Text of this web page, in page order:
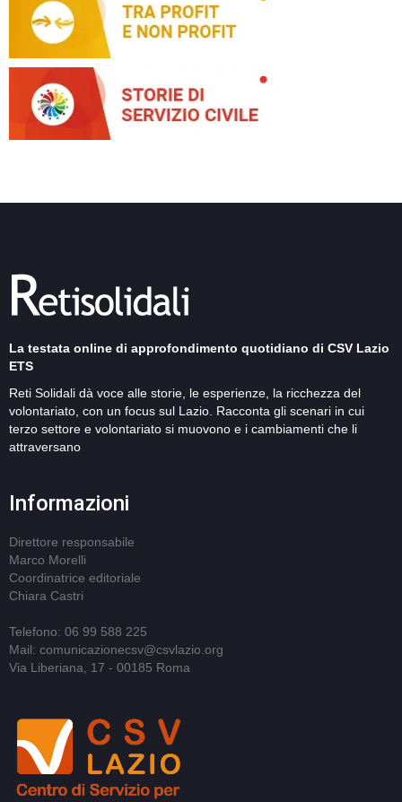
La testata online di approfondimento quotidiano di CSV Lazio
ETS
Reti Solidali dà voce alle storie, le esperienze, la ricchezza del
volontariato, con un focus sul Lazio. Racconta gli scenari in cui
terzo settore e volontariato si muovono e i cambiamenti che li
attraversano
Informazioni
Direttore responsabile
Marco Morelli
Coordinatrice editoriale
Chiara Castri
Telefono: 06 99 588 225
Mail: comunicazionecsv@csvlazio.org
Via Liberiana, 17 - 00185 Roma